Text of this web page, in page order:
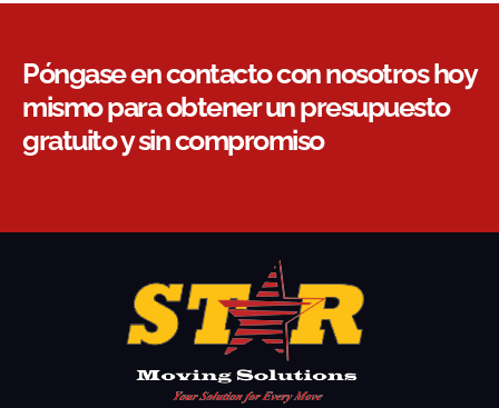
Póngase en contacto con nosotros hoy
mismo para obtener un presupuesto
gratuito y sin compromiso